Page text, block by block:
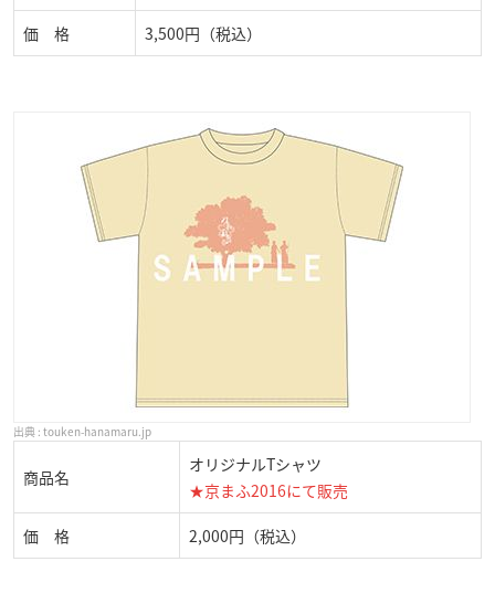
価 格 3,500円（税込）
touken-hanamaru.jp
商品名
オリジナルTシャツ
★京まふ2016にて販売
価 格 2,000円（税込）